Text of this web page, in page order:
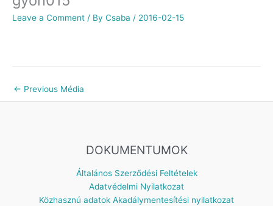
Leave a Comment / By Csaba / 2016-02-15
← Previous Média
DOKUMENTUMOK
Általános Szerződési Feltételek
Adatvédelmi Nyilatkozat
Közhasznú adatok Akadálymentesítési nyilatkozat